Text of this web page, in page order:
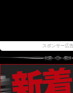
スポンサー広